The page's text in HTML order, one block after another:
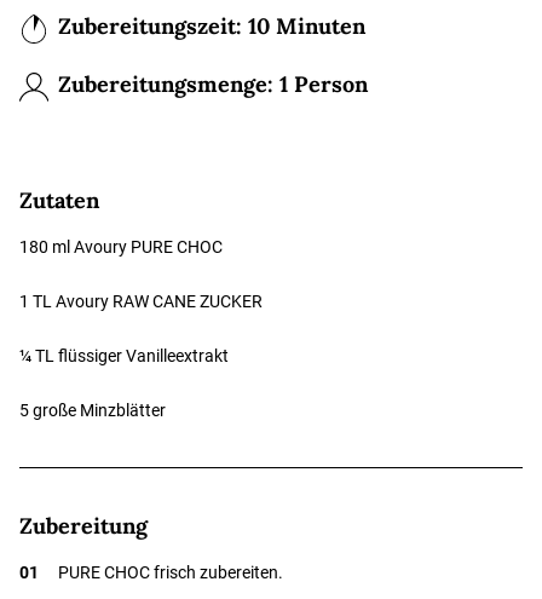
Zubereitungszeit: 10 Minuten
Zubereitungsmenge: 1 Person
Zutaten
180 ml Avoury PURE CHOC
1 TL Avoury RAW CANE ZUCKER
¼ TL flüssiger Vanilleextrakt
5 große Minzblätter
Zubereitung
01 PURE CHOC frisch zubereiten.